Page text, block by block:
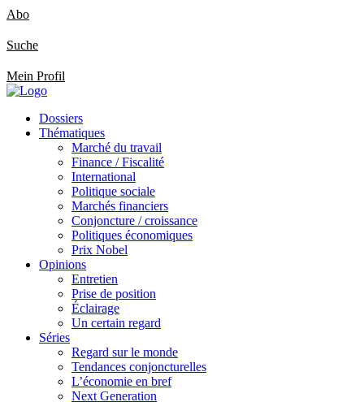
Abo
Suche
Mein Profil
Dossiers
Thématiques
Marché du travail
Finance / Fiscalité
International
Politique sociale
Marchés financiers
Conjoncture / croissance
Politiques économiques
Prix Nobel
Opinions
Entretien
Prise de position
Éclairage
Un certain regard
Séries
Regard sur le monde
Tendances conjoncturelles
L’économie en bref
Next Generation